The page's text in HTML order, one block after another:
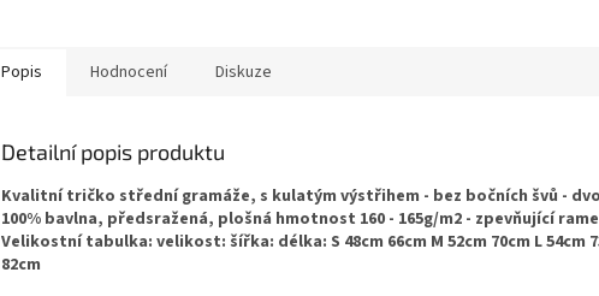
Popis Hodnocení Diskuze
Detailní popis produktu
Kvalitní tričko střední gramáže, s kulatým výstřihem - bez bočních švů -
100% bavlna, předsražená, plošná hmotnost 160 - 165g/m2 - zpevňující
Velikostní tabulka: velikost: šířka: délka: S 48cm 66cm M 52cm 70cm L 54cm
82cm